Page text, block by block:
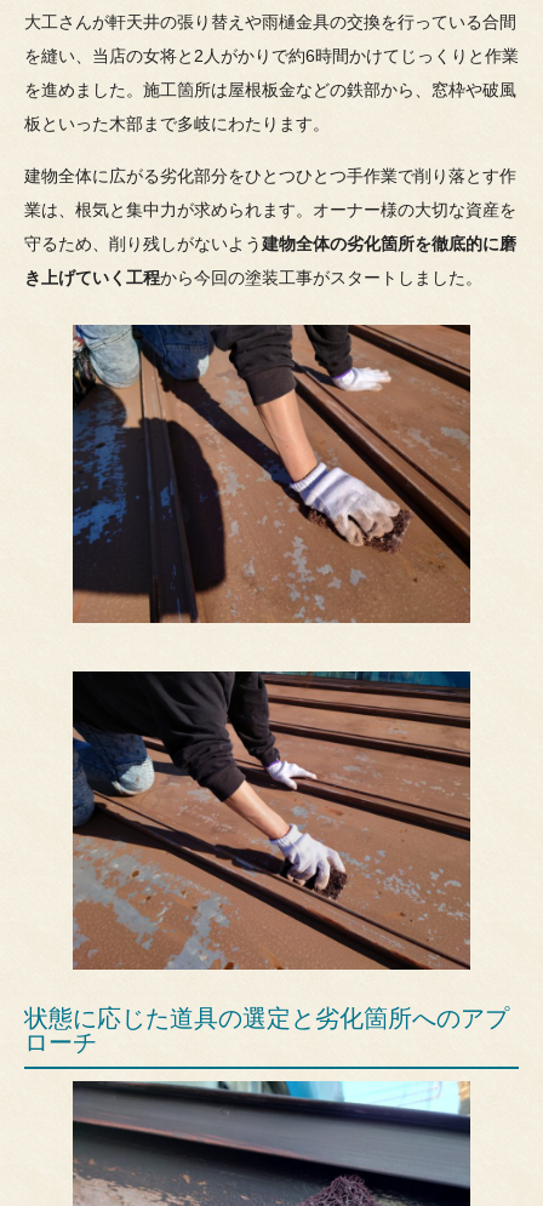
大工さんが軒天井の張り替えや雨樋金具の交換を行っている合間
を縫い、当店の女将と2人がかりで約6時間かけてじっくりと作業
を進めました。施工箇所は屋根板金などの鉄部から、窓枠や破風
板といった木部まで多岐にわたります。
建物全体に広がる劣化部分をひとつひとつ手作業で削り落とす作
業は、根気と集中力が求められます。オーナー様の大切な資産を
守るため、削り残しがないよう建物全体の劣化箇所を徹底的に磨
き上げていく工程から今回の塗装工事がスタートしました。
状態に応じた道具の選定と劣化箇所へのアプ
ローチ